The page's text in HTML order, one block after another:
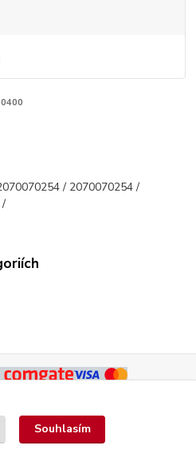
/ 2070070254 /
/
Souhlasím